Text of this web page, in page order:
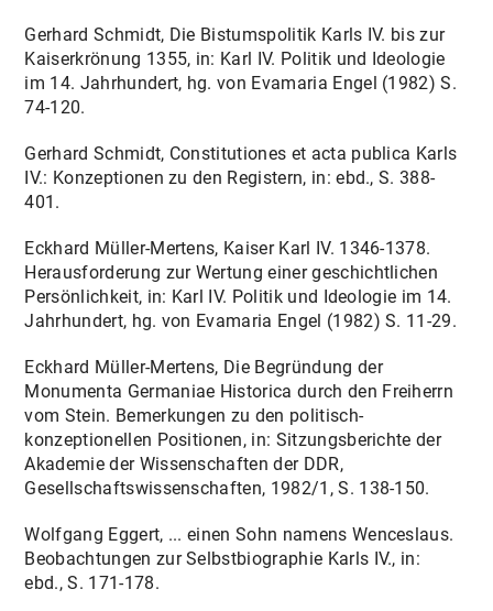
Gerhard Schmidt, Die Bistumspolitik Karls IV. bis zur
Kaiserkrönung 1355, in: Karl IV. Politik und Ideologie
im 14. Jahrhundert, hg. von Evamaria Engel (1982) S.
74-120.
Gerhard Schmidt, Constitutiones et acta publica Karls
IV.: Konzeptionen zu den Registern, in: ebd., S. 388-
401.
Eckhard Müller-Mertens, Kaiser Karl IV. 1346-1378.
Herausforderung zur Wertung einer geschichtlichen
Persönlichkeit, in: Karl IV. Politik und Ideologie im 14.
Jahrhundert, hg. von Evamaria Engel (1982) S. 11-29.
Eckhard Müller-Mertens, Die Begründung der
Monumenta Germaniae Historica durch den Freiherrn
vom Stein. Bemerkungen zu den politisch-
konzeptionellen Positionen, in: Sitzungsberichte der
Akademie der Wissenschaften der DDR,
Gesellschaftswissenschaften, 1982/1, S. 138-150.
Wolfgang Eggert, ... einen Sohn namens Wenceslaus.
Beobachtungen zur Selbstbiographie Karls IV., in:
ebd., S. 171-178.